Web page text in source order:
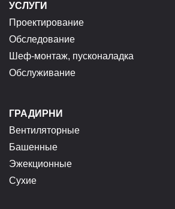
УСЛУГИ
Проектирование
Обследование
Шеф-монтаж, пусконаладка
Обслуживание
ГРАДИРНИ
Вентиляторные
Башенные
Эжекционные
Сухие